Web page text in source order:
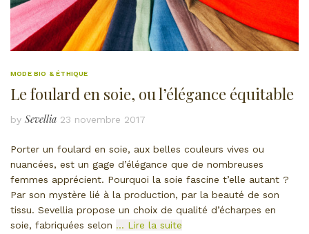
MODE BIO & ÉTHIQUE
Le foulard en soie, ou l’élégance équitable
by Sevellia 23 novembre 2017
Porter un foulard en soie, aux belles couleurs vives ou
nuancées, est un gage d’élégance que de nombreuses
femmes apprécient. Pourquoi la soie fascine t’elle autant ?
Par son mystère lié à la production, par la beauté de son
tissu. Sevellia propose un choix de qualité d’écharpes en
soie, fabriquées selon … Lire la suite